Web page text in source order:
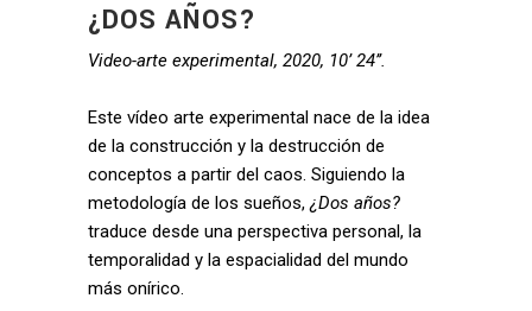
¿DOS AÑOS?
Video-arte experimental, 2020, 10’ 24’’.
Este vídeo arte experimental nace de la idea
de la construcción y la destrucción de
conceptos a partir del caos. Siguiendo la
metodología de los sueños,¿Dos años?
traduce desde una perspectiva personal, la
temporalidad y la espacialidad del mundo
más onírico.